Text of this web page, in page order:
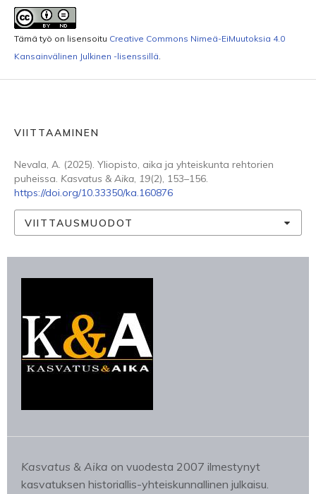
Tämä työ on lisensoitu Creative Commons Nimeä-EiMuutoksia 4.0
Kansainvälinen Julkinen -lisenssillä.
VIITTAAMINEN
Nevala, A. (2025). Yliopisto, aika ja yhteiskunta rehtorien
puheissa. Kasvatus & Aika, 19(2), 153–156.
https://doi.org/10.33350/ka.160876
VIITTAUSMUODOT
Kasvatus & Aika on vuodesta 2007 ilmestynyt
kasvatuksen historiallis-yhteiskunnallinen julkaisu.